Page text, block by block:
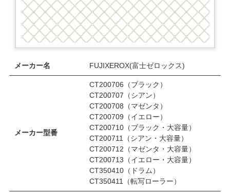
メーカー名 FUJIXEROX(富士ゼロックス)
メーカー型番
CT200706（ブラック）
CT200707（シアン）
CT200708（マゼンタ）
CT200709（イエロー）
CT200710（ブラック・大容量）
CT200711（シアン・大容量）
CT200712（マゼンタ・大容量）
CT200713（イエロー・大容量）
CT350410（ドラム）
CT350411（転写ローラー）